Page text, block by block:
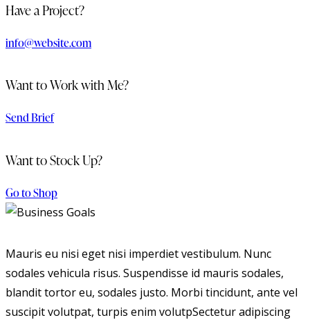
Have a Project?
info@website.com
Want to Work with Me?
Send Brief
Want to Stock Up?
Go to Shop
Mauris eu nisi eget nisi imperdiet vestibulum. Nunc
sodales vehicula risus. Suspendisse id mauris sodales,
blandit tortor eu, sodales justo. Morbi tincidunt, ante vel
suscipit volutpat, turpis enim volutpSectetur adipiscing